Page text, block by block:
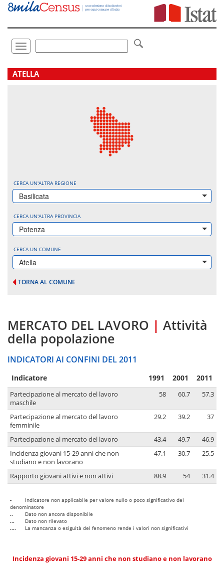
Vai
direttamente
Toggle
navigation
.
ATELLA
CERCA UN'ALTRA REGIONE
Basilicata
CERCA UN'ALTRA PROVINCIA
Potenza
CERCA UN COMUNE
Atella
TORNA AL COMUNE
MERCATO DEL LAVORO | Attività
della popolazione
INDICATORI AI CONFINI DEL 2011
Indicatore 1991 2001 2011
Partecipazione al mercato del lavoro
maschile
58 60.7 57.3
Partecipazione al mercato del lavoro
femminile
29.2 39.2 37
Partecipazione al mercato del lavoro 43.4 49.7
46.9
Incidenza giovani 15-29 anni che non
studiano e non lavorano
47.1 30.7 25.5
Rapporto giovani attivi e non attivi 88.9 54 31.4
-
Indicatore non applicabile per valore nullo o poco significativo del
denominatore
..
Dato non ancora disponibile
...
Dato non rilevato
....
La mancanza o esiguità del fenomeno rende i valori non significativi
Incidenza giovani 15-29 anni che non studiano e non lavorano